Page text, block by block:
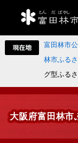
富田林市
林市ふる
グ型ふる
大阪府富田林市